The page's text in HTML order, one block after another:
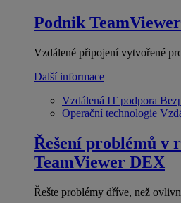
Podnik
Vzdálené připojení vytvořené
Další informace
Vzdálená IT podpora
Operační technologie
Řešení problémů v
TeamViewer DEX
Řešte problémy dříve, než